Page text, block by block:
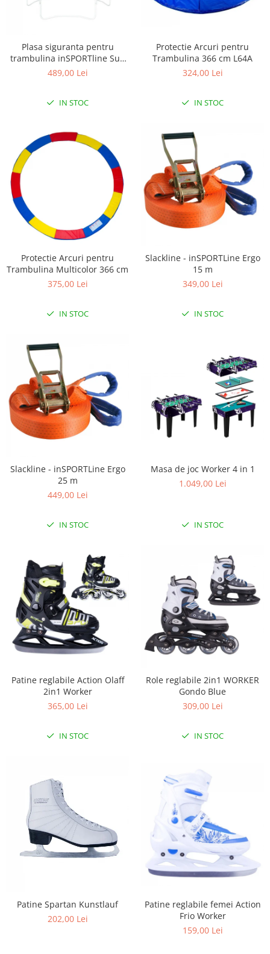
Plasa siguranta pentru
trambulina inSPORTline Sun
396 cm
489,00 Lei
IN STOC
Protectie Arcuri pentru
Trambulina 366 cm L64A
324,00 Lei
IN STOC
Protectie Arcuri pentru
Trambulina Multicolor 366 cm
375,00 Lei
IN STOC
Slackline - inSPORTLine Ergo
15 m
349,00 Lei
IN STOC
Slackline - inSPORTLine Ergo
25 m
449,00 Lei
IN STOC
Masa de joc Worker 4 in 1
1.049,00 Lei
IN STOC
Patine reglabile Action Olaff
2in1 Worker
365,00 Lei
IN STOC
Role reglabile 2in1 WORKER
Gondo Blue
309,00 Lei
IN STOC
Patine Spartan Kunstlauf
202,00 Lei
Patine reglabile femei Action
Frio Worker
159,00 Lei